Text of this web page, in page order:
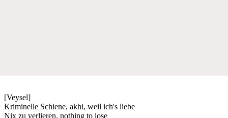
[Veysel]
Kriminelle Schiene, akhi, weil ich's liebe
Nix zu verlieren, nothing to lose